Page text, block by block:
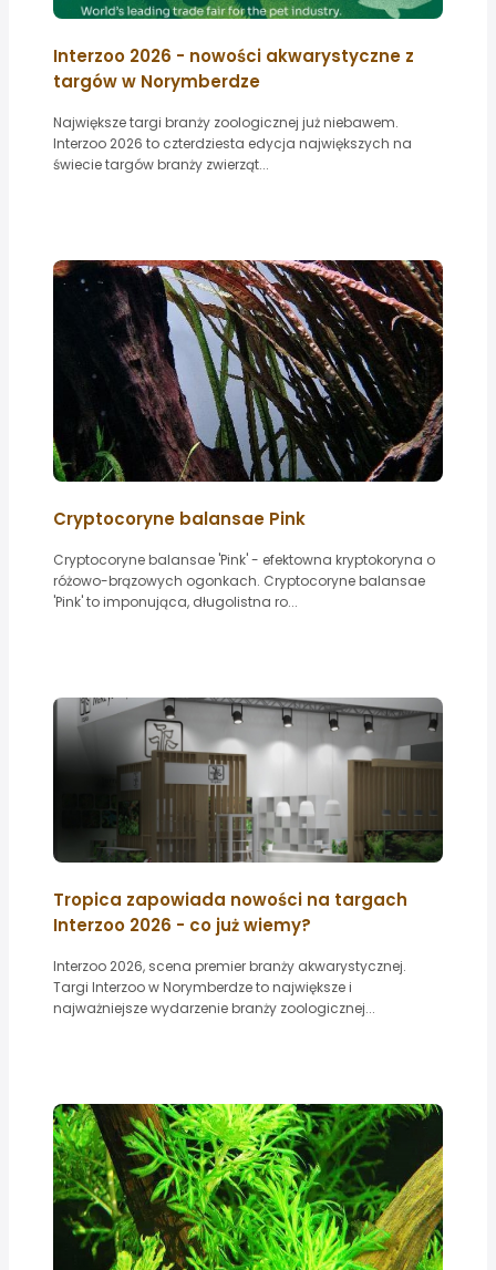
Interzoo 2026 - nowości akwarystyczne z
targów w Norymberdze
Największe targi branży zoologicznej już niebawem.
Interzoo 2026 to czterdziesta edycja największych na
świecie targów branży zwierząt...
Cryptocoryne balansae Pink
Cryptocoryne balansae 'Pink' - efektowna kryptokoryna o
różowo-brązowych ogonkach. Cryptocoryne balansae
'Pink' to imponująca, długolistna ro...
Tropica zapowiada nowości na targach
Interzoo 2026 - co już wiemy?
Interzoo 2026, scena premier branży akwarystycznej.
Targi Interzoo w Norymberdze to największe i
najważniejsze wydarzenie branży zoologicznej...